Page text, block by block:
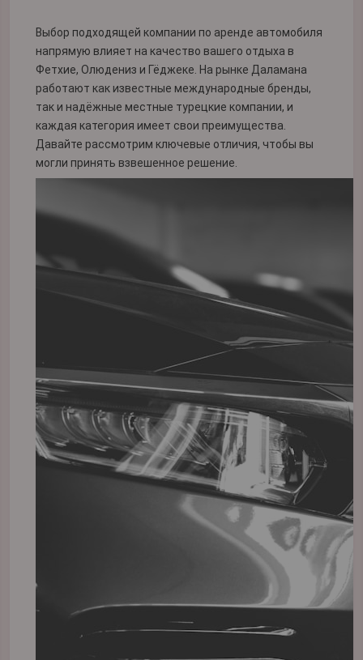
Выбор подходящей компании по аренде автомобиля
напрямую влияет на качество вашего отдыха в
Фетхие, Олюдениз и Гёджеке. На рынке Даламана
работают как известные международные бренды,
так и надёжные местные турецкие компании, и
каждая категория имеет свои преимущества.
Давайте рассмотрим ключевые отличия, чтобы вы
могли принять взвешенное решение.